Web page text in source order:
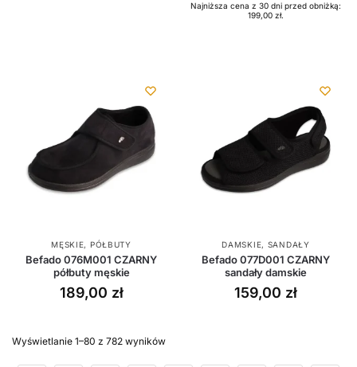
Najniższa cena z 30 dni przed obniżką:
199,00 zł.
MĘSKIE, PÓŁBUTY
Befado 076M001 CZARNY
półbuty męskie
189,00 zł
DAMSKIE, SANDAŁY
Befado 077D001 CZARNY
sandały damskie
159,00 zł
Wyświetlanie 1–80 z 782 wyników